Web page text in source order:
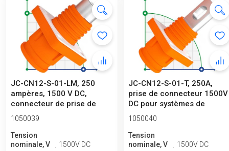
JC-CN12-S-01-LM, 250
ampères, 1500 V DC,
connecteur de prise de
batterie, typ...
1050039
Tension
nominale, V
1500V DC
JC-CN12-S-01-T, 250A,
prise de connecteur 1500V
DC pour systèmes de
stockage ...
1050040
Tension
nominale, V
1500V DC